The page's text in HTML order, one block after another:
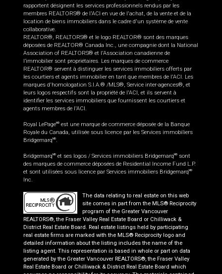
rapportent désignent les services professionnels rendus par les
membres REALTORS® de l'ACI en vue de l'achat, de la vente et de la
location de biens immobiliers dans le cadre d'un système de vente
collaborative.
REALTOR®, REALTORS® et le logo REALTOR® sont des marques
déposées de REALTOR® Canada Inc., une compagnie dont la National
Association of REALTORS® et l'Association canadienne de
l’immobilier sont propriétaires. Les marques de commerce
REALTOR® servent à distinguer les services immobiliers offerts par
les courtiers et agents immobilier en tant que membres de l'ACI. Les
marques d'homologation S.I.A.® /MLS®, Service inter-agences®, et
leurs logos respectifs sont la propriété de l'ACI, et ils servent à
identifier les services immobiliers que fournissent les courtiers et
agents membres de l'ACI.
Royal LePageMD est une marque de commerce déposée de la Banque
Royale du Canada, utilisée sous licence par les Services immobiliers
BridgemarqMD.
BridgemarqMD et ses logos / Services immobiliers BridgemarqMD
sont
des marques de commerce déposées de Residential Income Fund L.P.
et sont utilisées sous licence par Services immobiliers BridgemarqMD
Inc.
The data relating to real estate on this web
site comes in part from the MLS® Reciprocity
program of the Greater Vancouver
REALTORS®, the Fraser Valley Real Estate Board or Chilliwack &
District Real Estate Board. Real estate listings held by participating
real estate firms are marked with the MLS® Reciprocity logo and
detailed information about the listing includes the name of the
listing agent. This representation is based in whole or part on data
generated by the Greater Vancouver REALTORS®, the Fraser Valley
Real Estate Board or Chilliwack & District Real Estate Board which